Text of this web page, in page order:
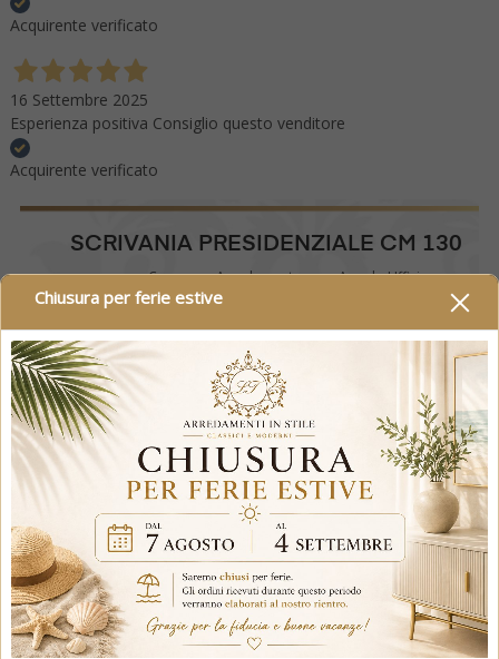
Chiusura per ferie estive
Acquirente verificato
16 Settembre 2025
Esperienza positiva Consiglio questo venditore
Acquirente verificato
SCRIVANIA PRESIDENZIALE CM 130
Casa Arredamento
Arredo Ufficio
Scrivania presidenziale cm 130
OK